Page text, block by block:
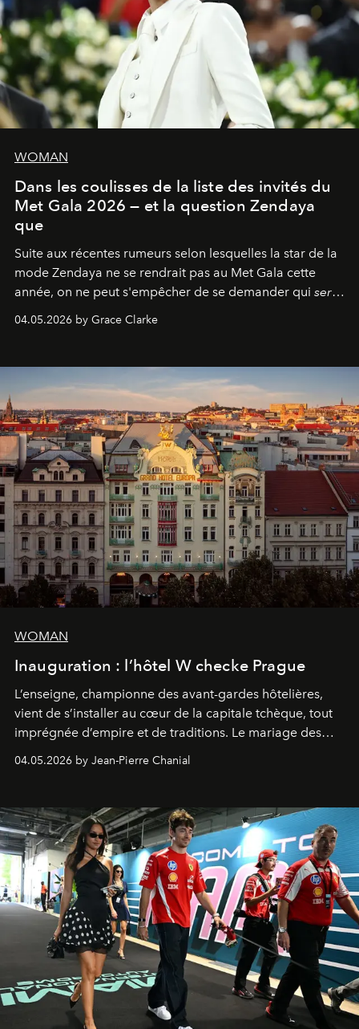
WOMAN
Dans les coulisses de la liste des invités du
Met Gala 2026 — et la question Zendaya
que
Suite aux récentes rumeurs selon lesquelles la star de la
mode Zendaya ne se rendrait pas au Met Gala cette
année, on ne peut s'empêcher de se demander qui sera
04.05.2026 by Grace Clarke
WOMAN
Inauguration : l’hôtel W checke Prague
L’enseigne, championne des avant-gardes hôtelières,
vient de s’installer au cœur de la capitale tchèque, tout
imprégnée d’empire et de traditions. Le mariage des
04.05.2026 by Jean-Pierre Chanial